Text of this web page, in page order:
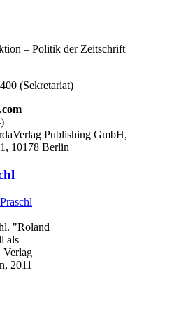
– Politik der Zeitschrift
(Sekretariat)
Publishing GmbH,
10178 Berlin